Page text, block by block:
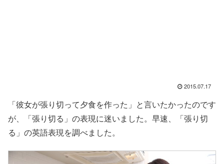
2015.07.17
「彼女が張り切って夕食を作った」と言いたかったのです
が、「張り切る」の表現に迷いました。早速、「張り切
る」の英語表現を調べました。